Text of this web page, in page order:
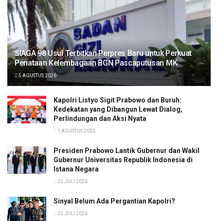
SIAGA 98 Usul Terbitkan Perpres Baru untuk Perkuat
Penataan Kelembagaan BGN Pascaputusan MK
5 AGUSTUS 2026
Kapolri Listyo Sigit Prabowo dan Buruh:
Kedekatan yang Dibangun Lewat Dialog,
Perlindungan dan Aksi Nyata
1 AGUSTUS 2026
Presiden Prabowo Lantik Gubernur dan Wakil
Gubernur Universitas Republik Indonesia di
Istana Negara
22 JULI 2026
Sinyal Belum Ada Pergantian Kapolri?
22 JULI 2026